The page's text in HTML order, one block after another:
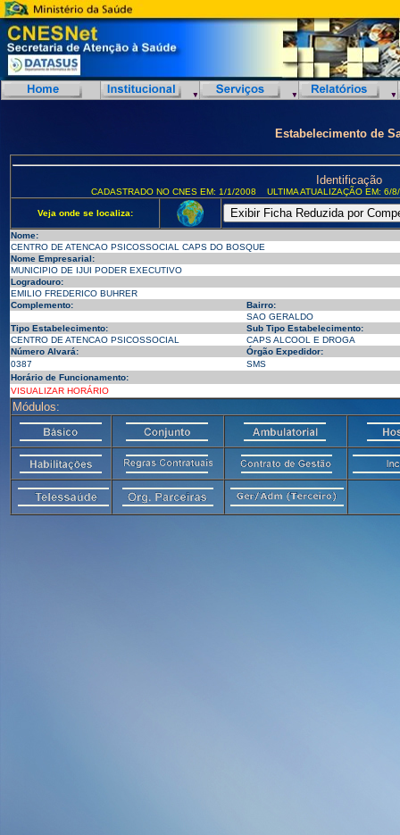
Estabelecimento de
Identificação
CADASTRADO NO CNES EM: 1/1/2008 ULTIMA ATUALIZAÇÃO EM:
Veja onde se localiza:
Nome:
CENTRO DE ATENCAO PSICOSSOCIAL CAPS DO BOSQUE
Nome Empresarial:
MUNICIPIO DE IJUI PODER EXECUTIVO
Logradouro:
EMILIO FREDERICO BUHRER
Complemento:
Bairro:
SAO GERALDO
Tipo Estabelecimento:
Sub Tipo Estabelecimento:
CENTRO DE ATENCAO PSICOSSOCIAL
CAPS ALCOOL E DROGA
Número Alvará:
Órgão Expedidor:
0387
SMS
Horário de Funcionamento:
VISUALIZAR HORÁRIO
Módulos: